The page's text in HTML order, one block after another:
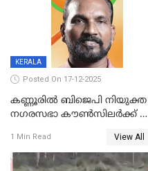
KERALA
Posted On 17-12-2025
കണ്ണൂരിൽ ബിജെപി നിയുക്ത
നഗരസഭാ കൗൺസിലർക്ക് 36
1 Min Read View All